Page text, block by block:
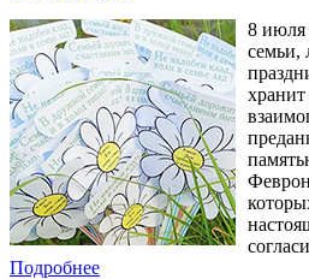
8 июля
семьи,
хранит
Подробнее